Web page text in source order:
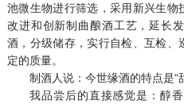
池微生物进行筛选，采用新兴生物
改进和创新制曲酿酒工艺，延长
酒，分级储存，实行自检、互检
定的质量。
制酒人说：今世缘酒的特点是“
我品尝后的直接感觉是：醇